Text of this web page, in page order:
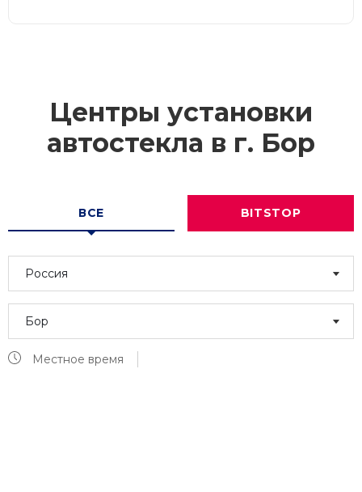
Центры установки
автостекла в г. Бор
ВСЕ BITSTOP
Россия
Бор
Местное время